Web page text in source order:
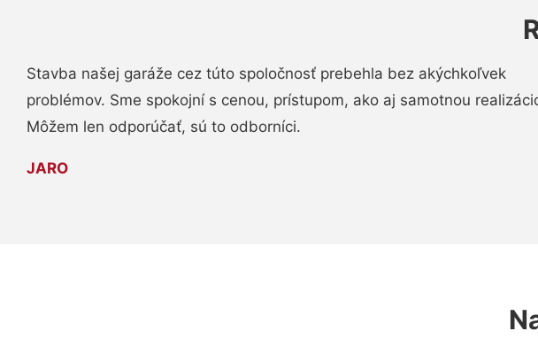
Stavba našej garáže cez túto spoločnosť prebehla bez akýchkoľvek
problémov. Sme spokojní s cenou, prístupom, ako aj samotnou
Môžem len odporúčať, sú to odborníci.
JARO